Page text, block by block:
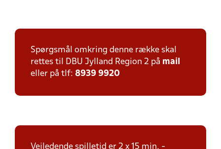
Spørgsmål omkring denne række skal
rettes til DBU Jylland Region 2 på mail
eller på tlf: 8939 9920
Vejledende spilletid er 2 x 15 min. -